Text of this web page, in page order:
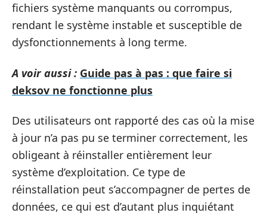
fichiers système manquants ou corrompus,
rendant le système instable et susceptible de
dysfonctionnements à long terme.
A voir aussi : Guide pas à pas : que faire si
deksov ne fonctionne plus
Des utilisateurs ont rapporté des cas où la mise
à jour n’a pas pu se terminer correctement, les
obligeant à réinstaller entièrement leur
système d’exploitation. Ce type de
réinstallation peut s’accompagner de pertes de
données, ce qui est d’autant plus inquiétant